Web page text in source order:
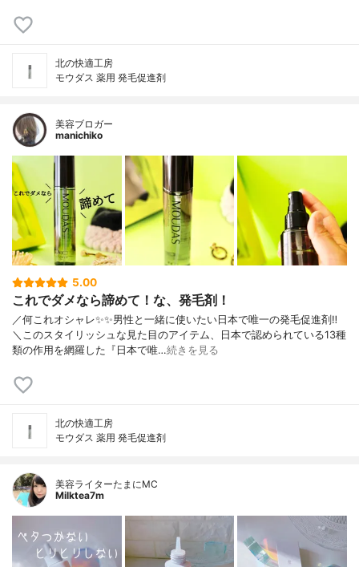
北の快適工房
モウダス 薬用 発毛促進剤
美容ブロガー
manichiko
5.00
これでダメなら諦めて！な、発毛剤！
／何これオシャレ✨✨男性と一緒に使いたい日本で唯一の発毛促進剤‼︎
＼このスタイリッシュな見た目のアイテム、日本で認められている13種
類の作用を網羅した『日本で唯…続きを見る
北の快適工房
モウダス 薬用 発毛促進剤
美容ライターたまにMC
Milktea7m